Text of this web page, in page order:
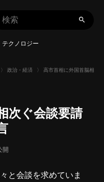
テクノロジー
〉 政治・経済 〉 高市首相に外国首脳相次
次ぐ会談要請
開
と会談を求めていま